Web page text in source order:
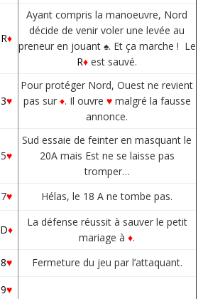
R♦
Ayant compris la manoeuvre, Nord
décide de venir voler une levée au
preneur en jouant ♠. Et ça marche ! Le
R♦ est sauvé.
3♥
Pour protéger Nord, Ouest ne revient
pas sur ♦. Il ouvre ♥malgré la fausse
annonce.
5♥
Sud essaie de feinter en masquant le
20A mais Est ne se laisse pas
tromper…
7♥ Hélas, le 18 A ne tombe pas.
D♦
La défense réussit à sauver le petit
mariage à♦.
8♥
Fermeture du jeu par l’attaquant.
9♥